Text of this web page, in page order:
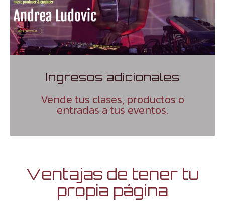
Ingresos adicionales
Vende tus clases, productos o
entradas a tus eventos.
Ventajas de tener tu
propia página